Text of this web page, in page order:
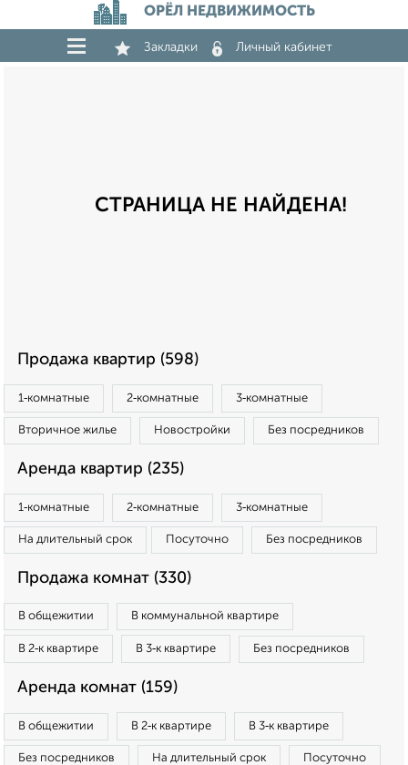
ОРЁЛ НЕДВИЖИМОСТЬ
Закладки Личный кабинет
СТРАНИЦА НЕ НАЙДЕНА!
Продажа квартир (598)
1‑комнатные 2‑комнатные 3‑комнатные
Вторичное жилье Новостройки Без посредников
Аренда квартир (235)
1‑комнатные 2‑комнатные 3‑комнатные
На длительный срок Посуточно Без посредников
Продажа комнат (330)
В общежитии В коммунальной квартире
В 2‑к квартире В 3‑к квартире Без посредников
Аренда комнат (159)
В общежитии В 2‑к квартире В 3‑к квартире
Без посредников На длительный срок Посуточно